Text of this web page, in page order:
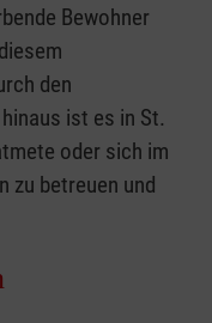
Bewohner
den
ist es in St.
oder sich im
zu betreuen und